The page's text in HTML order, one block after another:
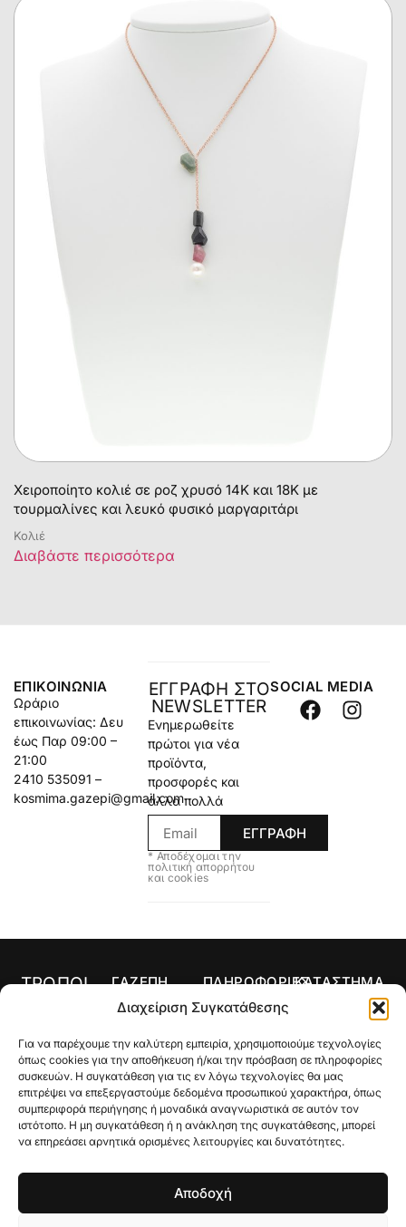
Διαχείριση Συγκατάθεσης
Για να παρέχουμε την καλύτερη εμπειρία, χρησιμοποιούμε τεχνολογίες
όπως cookies για την αποθήκευση ή/και την πρόσβαση σε πληροφορίες
συσκευών. Η συγκατάθεση για τις εν λόγω τεχνολογίες θα μας
επιτρέψει να επεξεργαστούμε δεδομένα προσωπικού χαρακτήρα, όπως
συμπεριφορά περιήγησης ή μοναδικά αναγνωριστικά σε αυτόν τον
ιστότοπο. Η μη συγκατάθεση ή η ανάκληση της συγκατάθεσης, μπορεί
να επηρεάσει αρνητικά ορισμένες λειτουργίες και δυνατότητες.
Αποδοχή
Χειροποίητο κολιέ σε ροζ χρυσό 14Κ και 18Κ με
τουρμαλίνες και λευκό φυσικό μαργαριτάρι
Κολιέ
Διαβάστε περισσότερα
ΕΠΙΚΟΙΝΩΝΊΑ
Ωράριο
επικοινωνίας: Δευ
έως Παρ 09:00 –
21:00
2410 535091 –
kosmima.gazepi@gmail.com
ΕΓΓΡΑΦΗ ΣΤΟ
NEWSLETTER
Ενημερωθείτε
πρώτοι για νέα
προϊόντα,
προσφορές και
άλλα πολλά
ΕΓΓΡΑΦΗ
* Αποδέχομαι την
πολιτική απορρήτου
και cookies
SOCIAL MEDIA
ΤΡΟΠΟΙ
ΠΛΗΡΩΜΗΣ
ΓΑΖΕΠΗ
Αρχική
λογαριασμός
μου
Κατάστημα
Ποιοι Είμαστε
Gallery
ΠΛΗΡΟΦΟΡΙΕΣ
Όροι Χρήσης
Πληρωμής
Τρόποι
Αποστολής
Πολιτική
Επιστροφών
Μεγεθολόγιο
ΚΑΤΑΣΤΗΜΑ
Σκουλαρίκια
Σταυροί
Βραχιόλια
Βέρες
Custom Made